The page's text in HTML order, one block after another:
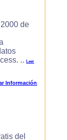
de
..Leer
Información
del